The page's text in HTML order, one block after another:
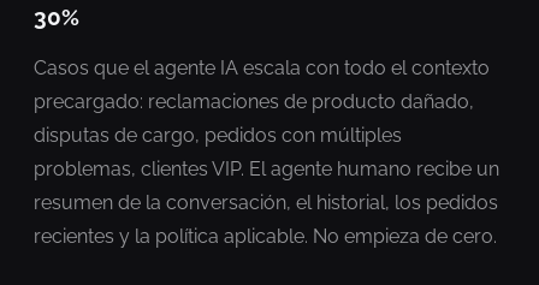
30%
Casos que el agente IA escala con todo el contexto
precargado: reclamaciones de producto dañado,
disputas de cargo, pedidos con múltiples
problemas, clientes VIP. El agente humano recibe un
resumen de la conversación, el historial, los pedidos
recientes y la política aplicable. No empieza de cero.